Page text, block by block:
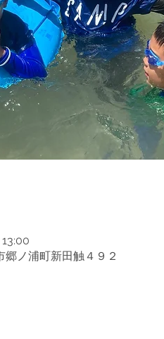
郷ノ浦町新田触４９２